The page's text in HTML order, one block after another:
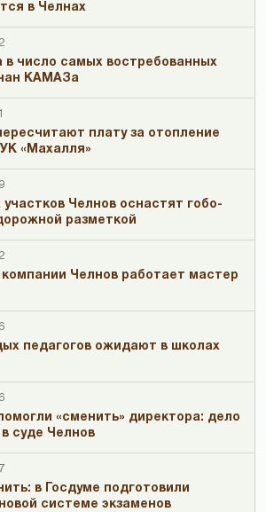
в Челнах
в число самых востребованных
КАМАЗа
плату за отопление
«Махалля»
Челнов оснастят гобо-
разметкой
компании Челнов работает мастер
педагогов ожидают в школах
«сменить» директора: дело
суде Челнов
в Госдуме подготовили
системе экзаменов